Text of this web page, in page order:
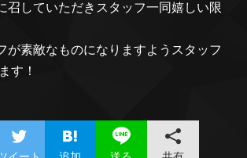
召していただきスタッフ一同嬉しい限
が素敵なものになりますようスタッフ
す！